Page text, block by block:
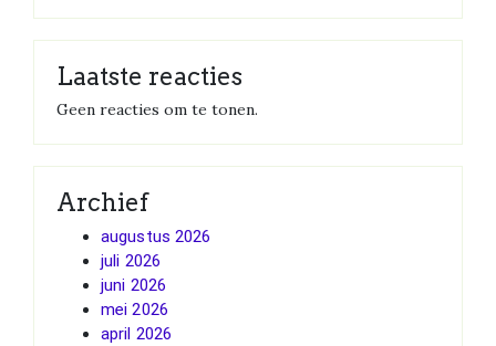
Laatste reacties
Geen reacties om te tonen.
Archief
augustus 2026
juli 2026
juni 2026
mei 2026
april 2026